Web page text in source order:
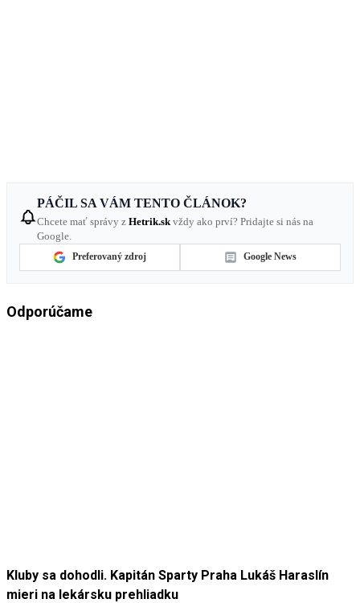
PÁČIL SA VÁM TENTO ČLÁNOK?
Chcete mať správy z Hetrik.sk vždy ako prví? Pridajte si nás na
Google.
Preferovaný zdroj Google News
Odporúčame
Kluby sa dohodli. Kapitán Sparty Praha Lukáš Haraslín
mieri na lekársku prehliadku